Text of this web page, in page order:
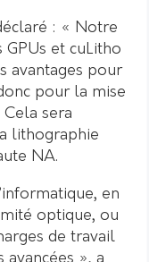
: « Notre
et cuLitho
avantages pour
pour la mise
sera
lithographie
NA.
en
optique, ou
de travail
», a